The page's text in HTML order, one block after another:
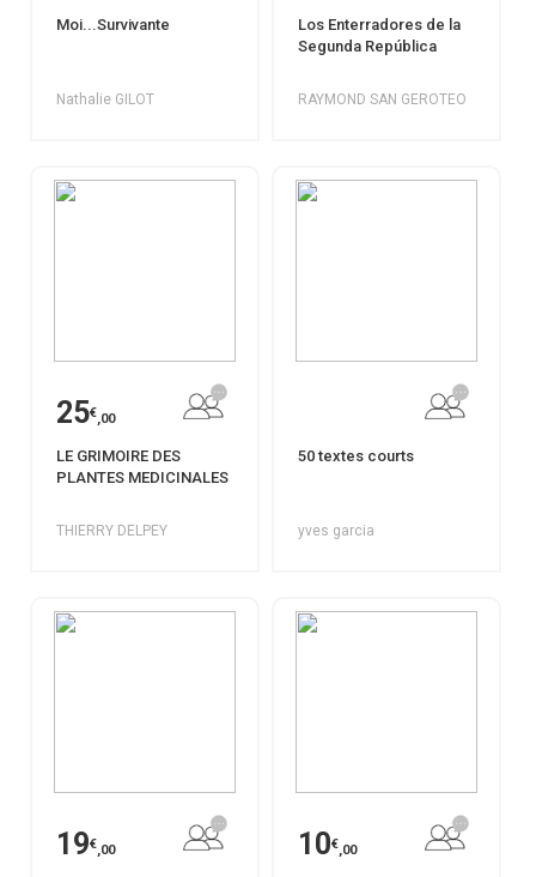
Moi...Survivante
Nathalie GILOT
Los Enterradores de la
Segunda República
RAYMOND SAN GEROTEO
25€,00
LE GRIMOIRE DES
PLANTES MEDICINALES
THIERRY DELPEY
50 textes courts
yves garcia
19€,00 10€,00